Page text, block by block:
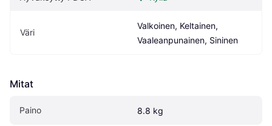
Väri
Valkoinen, Keltainen,
Vaaleanpunainen, Sininen
Mitat
Paino 8.8 kg